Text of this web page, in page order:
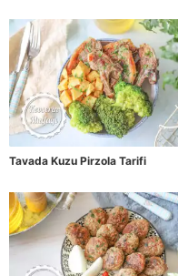
Tavada Kuzu Pirzola Tarifi